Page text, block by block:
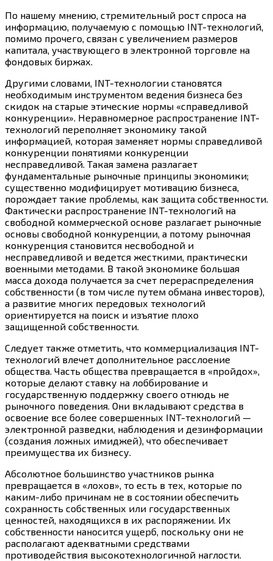
По нашему мнению, стремительный рост спроса на
информацию, получаемую с помощью INT-технологий,
помимо прочего, связан с увеличением размеров
капитала, участвующего в электронной торговле на
фондовых биржах.
Другими словами, INT-технологии становятся
необходимым инструментом ведения бизнеса без
скидок на старые этические нормы «справедливой
конкуренции». Неравномерное распространение INT-
технологий переполняет экономику такой
информацией, которая заменяет нормы справедливой
конкуренции понятиями конкуренции
несправедливой. Такая замена разлагает
фундаментальные рыночные принципы экономики;
существенно модифицирует мотивацию бизнеса,
порождает такие проблемы, как защита собственности.
Фактически распространение INT-технологий на
свободной коммерческой основе разлагает рыночные
основы свободной конкуренции, а потому рыночная
конкуренция становится несвободной и
несправедливой и ведется жесткими, практически
военными методами. В такой экономике большая
масса дохода получается за счет перераспределения
собственности (в том числе путем обмана инвесторов),
а развитие многих передовых технологий
ориентируется на поиск и изъятие плохо
защищенной собственности.
Следует также отметить, что коммерциализация INT-
технологий влечет дополнительное расслоение
общества. Часть общества превращается в «пройдох»,
которые делают ставку на лоббирование и
государственную поддержку своего отнюдь не
рыночного поведения. Они вкладывают средства в
освоение все более совершенных INT-технологий —
электронной разведки, наблюдения и дезинформации
(создания ложных имиджей), что обеспечивает
преимущества их бизнесу.
Абсолютное большинство участников рынка
превращается в «лохов», то есть в тех, которые по
каким-либо причинам не в состоянии обеспечить
сохранность собственных или государственных
ценностей, находящихся в их распоряжении. Их
собственности наносится ущерб, поскольку они не
располагают адекватными средствами
противодействия высокотехнологичной наглости.